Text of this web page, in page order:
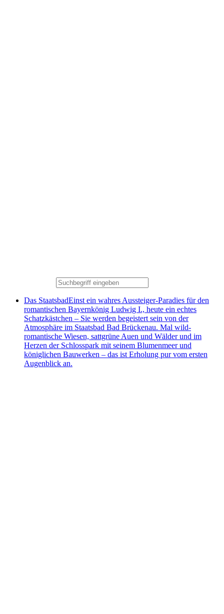
Das StaatsbadEinst ein wahres Aussteiger-Paradies für den
romantischen Bayernkönig Ludwig I., heute ein echtes
Schatzkästchen – Sie werden begeistert sein von der
Atmosphäre im Staatsbad Bad Brückenau. Mal wild-
romantische Wiesen, sattgrüne Auen und Wälder und im
Herzen der Schlosspark mit seinem Blumenmeer und
königlichen Bauwerken – das ist Erholung pur vom ersten
Augenblick an.